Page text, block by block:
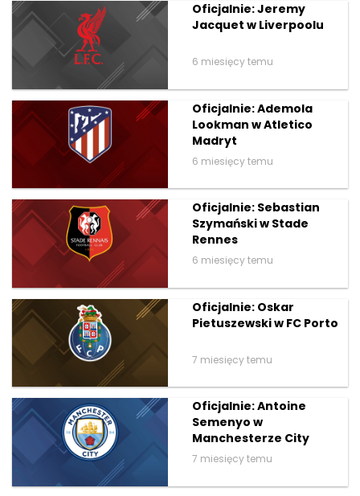
Oficjalnie: Jeremy
Jacquet w Liverpoolu
6 miesięcy temu
Oficjalnie: Ademola
Lookman w Atletico
Madryt
6 miesięcy temu
Oficjalnie: Sebastian
Szymański w Stade
Rennes
6 miesięcy temu
Oficjalnie: Oskar
Pietuszewski w FC Porto
7 miesięcy temu
Oficjalnie: Antoine
Semenyo w
Manchesterze City
7 miesięcy temu